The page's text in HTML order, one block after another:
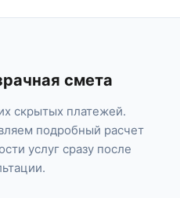
смета
скрытых платежей.
подробный расчет
услуг сразу после